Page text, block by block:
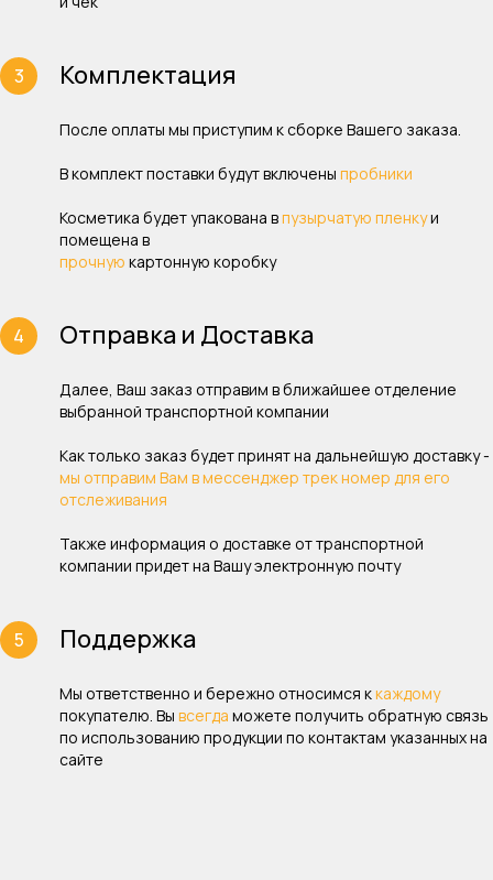
Комплектация
После оплаты мы приступим к сборке Вашего заказа.
В комплект поставки будут включены пробники
Косметика будет упакована впузырчатую пленкуи
помещена в
прочную картонную коробку
Отправка и Доставка
Далее, Ваш заказ отправим в ближайшее отделение
выбранной транспортной компании
Как только заказ будет принят на дальнейшую доставку -
мы отправим Вам в мессенджер трек номер для его
отслеживания
Также информация о доставке от транспортной
компании придет на Вашу электронную почту
Поддержка
Мы ответственно и бережно относимся ккаждому
покупателю. Вы всегда можете получить обратную связь
по использованию продукции по контактам указанных на
сайте